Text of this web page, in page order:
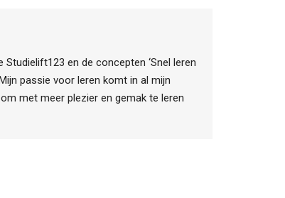
en de concepten ‘Snel leren
Mijn passie voor leren komt in al mijn
met meer plezier en gemak te leren